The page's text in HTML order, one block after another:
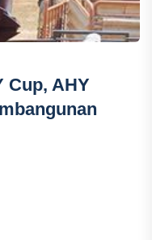
Cup, AHY